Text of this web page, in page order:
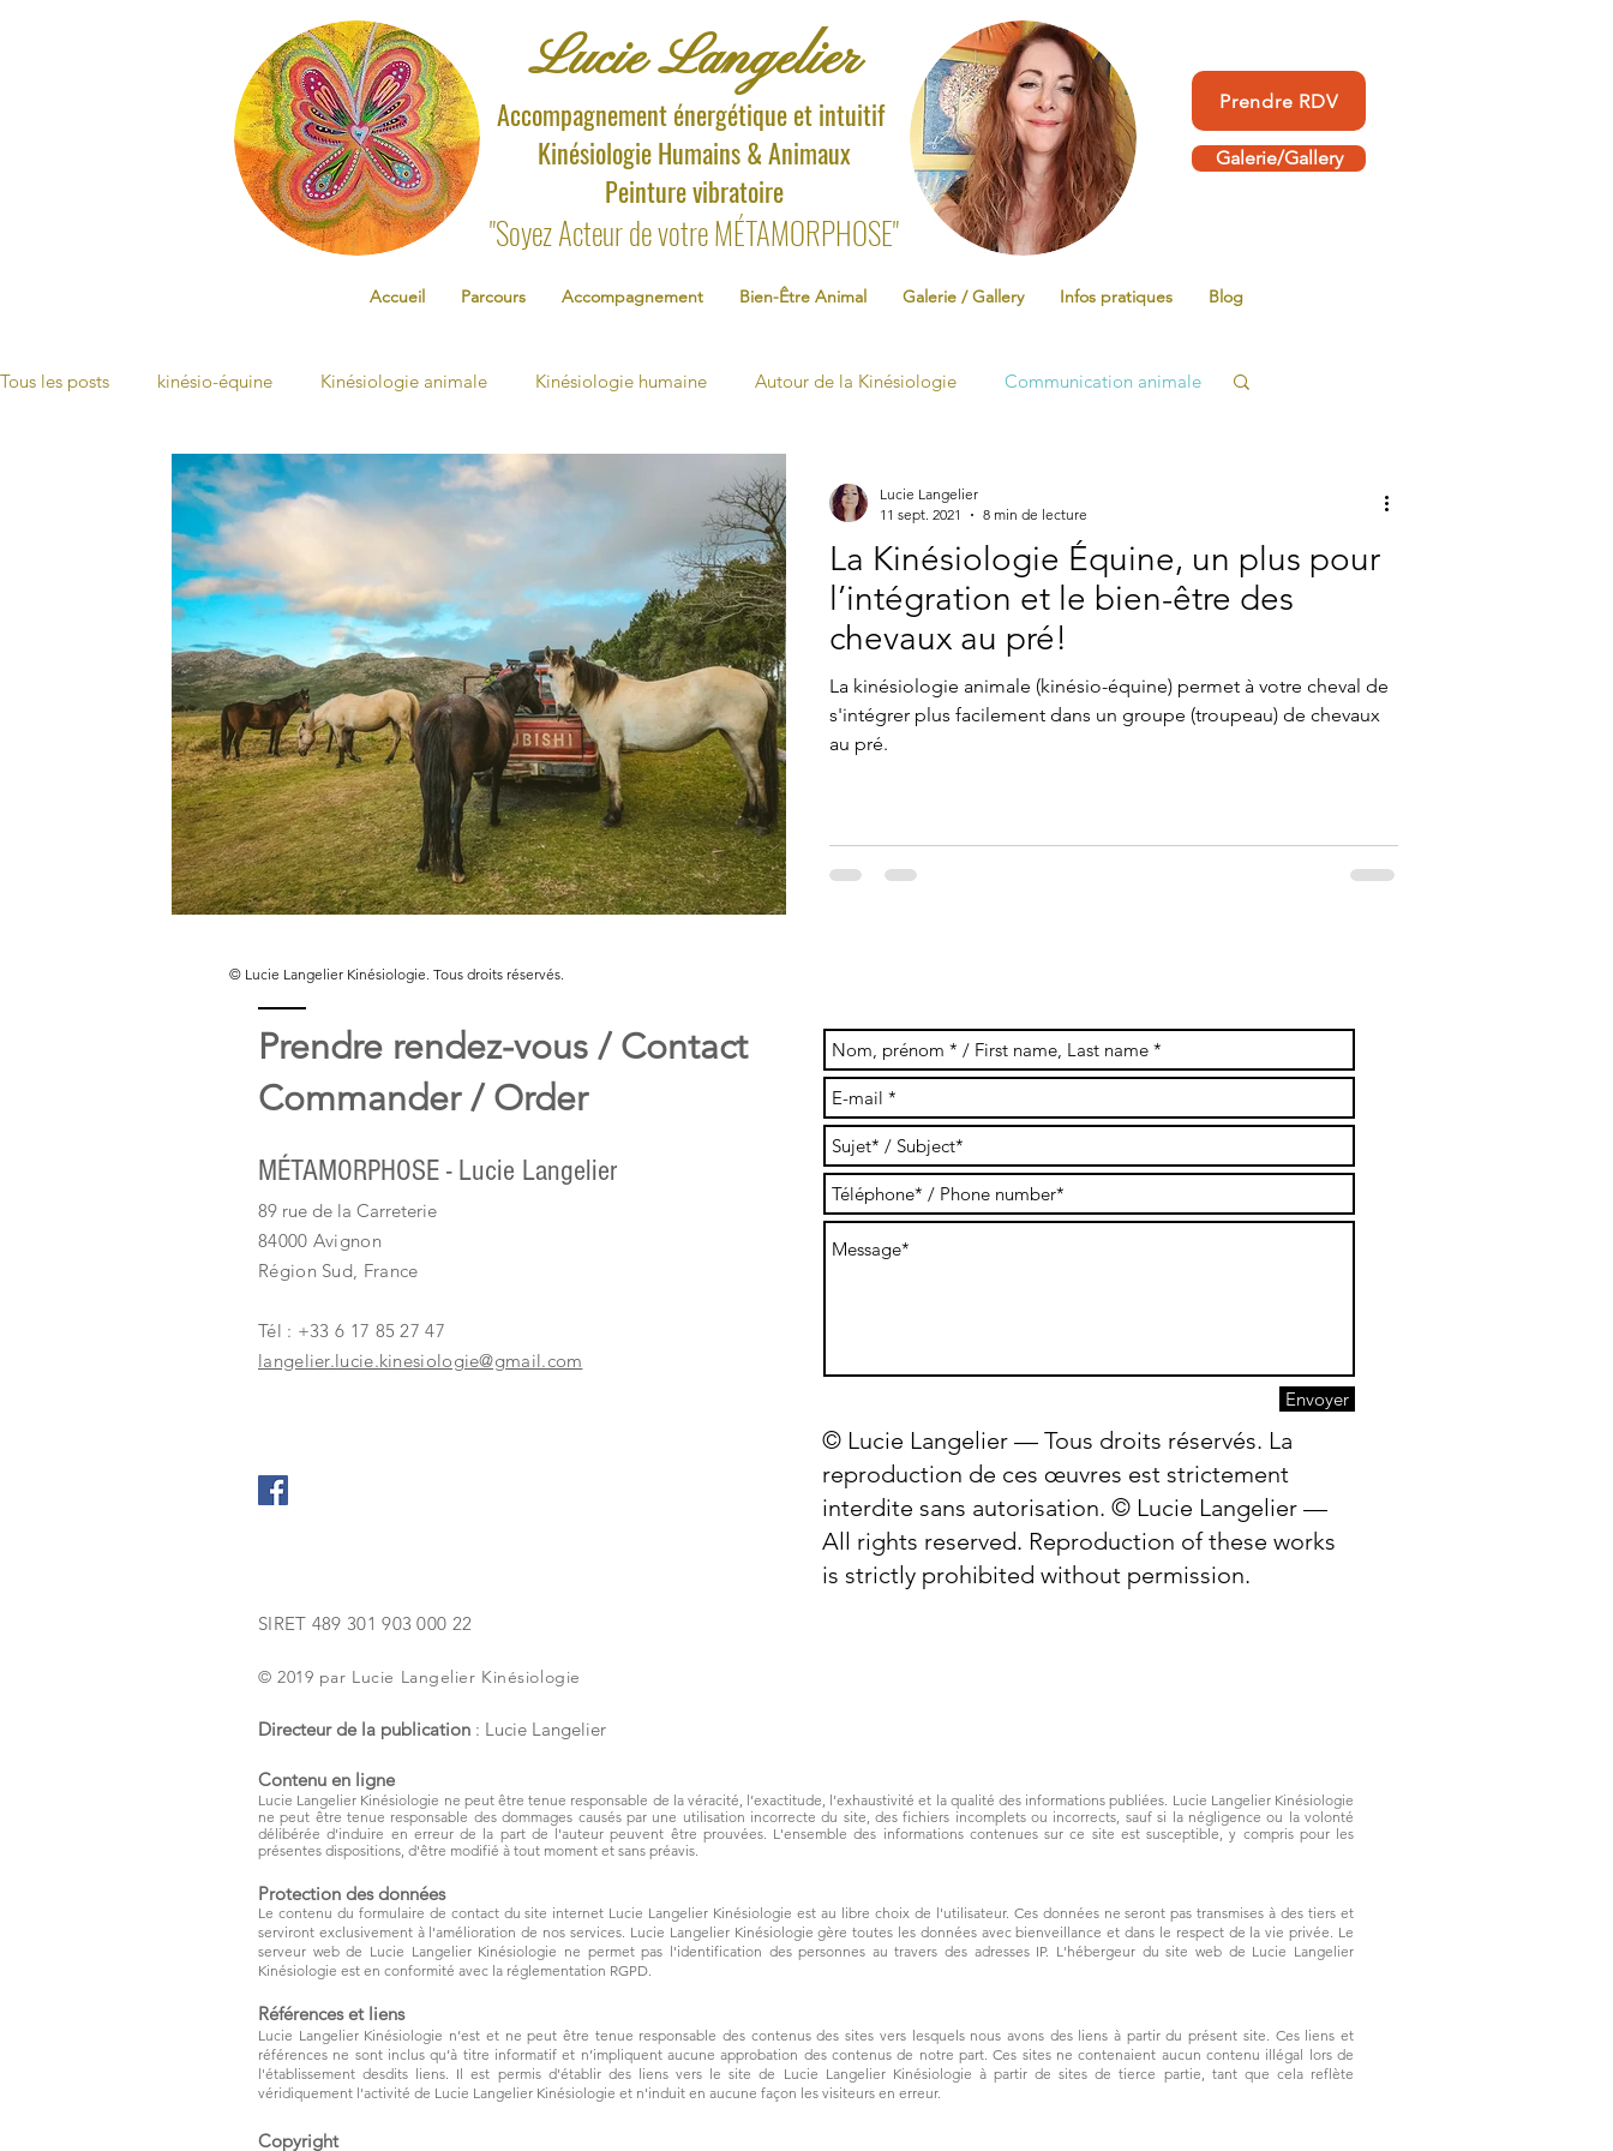
Lucie Langelier
Accompagnement énergétique et intuitif
KinésiologieHumains & Animaux
Peinture vibratoire
"Soyez Acteur de votre MÉTAMORPHOSE"
Prendre RDV
Galerie/Gallery
Accueil Parcours Accompagnement Bien-Être Animal Galerie / Gallery Infos pratiques Blog
Tous les posts kinésio-équine Kinésiologie animale Kinésiologie humaine Autour de la Kinésiologie Communication animale
Énergétique & Vibratoire Kinésio-Coaching
La Kinésiologie Équine, un plus pour
l’intégration et le bien-être des
chevaux au pré!
La kinésiologie animale (kinésio-équine) permet à votre cheval de
s'intégrer plus facilement dans un groupe (troupeau) de chevaux
au pré.
Lucie Langelier
11 sept. 2021
8 min de lecture
© Lucie Langelier Kinésiologie. Tous droits réservés.
Prendre rendez-vous / Contact
Commander / Order
MÉTAMORPHOSE - Lucie Langelier
89 rue de la Carreterie
84000 Avignon
Région Sud, France
Tél : +33 6 17 85 27 47
langelier.lucie.kinesiologie@gmail.com
Envoyer
© Lucie Langelier — Tous droits réservés. La
reproduction de ces œuvres est strictement
interdite sans autorisation. © Lucie Langelier —
All rights reserved. Reproduction of these works
is strictly prohibited without permission.
SIRET 489 301 903​​ 000 22
© 2019 par Lucie Langelier Kinésiologie
Directeur de la publication : Lucie Langelier
Contenu en ligne
Lucie Langelier Kinésiologie ne peut être tenue responsable de la véracité, l’exactitude, l’exhaustivité et la qualité des informations publiées. Lucie Langelier Kinésiologie
ne peut être tenue responsable des dommages causés par une utilisation incorrecte du site, des fichiers incomplets ou incorrects, sauf si la négligence ou la volonté
délibérée d'induire en erreur de la part de l'auteur peuvent être prouvées. L'ensemble des informations contenues sur ce site est susceptible, y compris pour les
présentes dispositions, d'être modifié à tout moment et sans préavis.
Protection des données
Le contenu du formulaire de contact du site internet Lucie Langelier Kinésiologie est au libre choix de l'utilisateur. Ces données ne seront pas transmises à des tiers et
serviront exclusivement à l'amélioration de nos services. Lucie Langelier Kinésiologie gère toutes les données avec bienveillance et dans le respect de la vie privée. Le
serveur web de Lucie Langelier Kinésiologie ne permet pas l'identification des personnes au travers des adresses IP. L'hébergeur du site web de Lucie Langelier
Kinésiologie est en conformité avec la réglementation RGPD.
​Références et liens
Lucie Langelier Kinésiologie n’est et ne peut être tenue responsable des contenus des sites vers lesquels nous avons des liens à partir du présent site. Ces liens et
références ne sont inclus qu’à titre informatif et n’impliquent aucune approbation des contenus de notre part. Ces sites ne contenaient aucun contenu illégal lors de
l'établissement desdits liens. Il est permis d'établir des liens vers le site de Lucie Langelier Kinésiologie à partir de sites de tierce partie, tant que cela reflète
véridiquement l'activité de Lucie Langelier Kinésiologie et n'induit en aucune façon les visiteurs en erreur.
​Copyright